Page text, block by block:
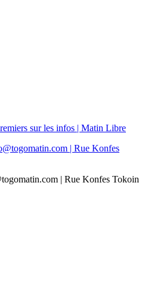
sur les infos | Matin Libre
| Rue Konfes Tokoin